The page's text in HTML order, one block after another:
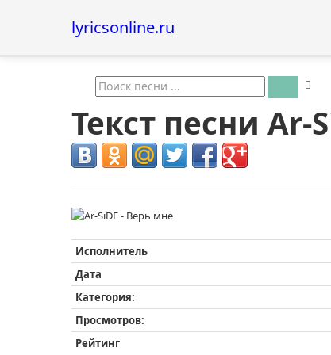
lyricsonline.ru
Текст песни Ar-
Исполнитель
Дата
Категория:
Просмотров:
Рейтинг